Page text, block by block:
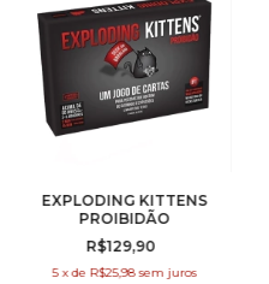
EXPLODING KITTENS
PROIBIDÃO
R$129,90
5 xde R$25,98 sem juros